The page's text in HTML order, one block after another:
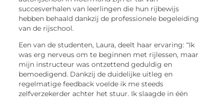
succesverhalen van leerlingen die hun rijbewijs
hebben behaald dankzij de professionele begeleiding
van de rijschool.
Een van de studenten, Laura, deelt haar ervaring: “Ik
was erg nerveus om te beginnen met rijlessen, maar
mijn instructeur was ontzettend geduldig en
bemoedigend. Dankzij de duidelijke uitleg en
regelmatige feedback voelde ik me steeds
zelfverzekerder achter het stuur. Ik slaagde in één